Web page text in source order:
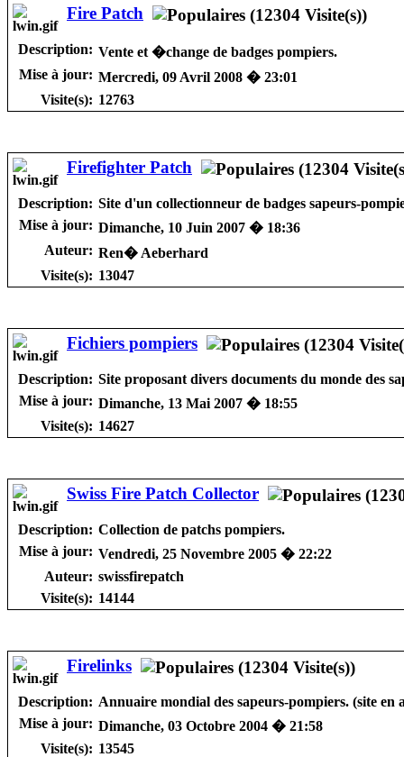
Fire Patch
Description: Vente et �change de badges pompiers.
Mise à jour: Mercredi, 09 Avril 2008 � 23:01
Visite(s): 12763
Firefighter Patch
Description: Site d'un collectionneur de badges sapeurs-
Mise à jour: Dimanche, 10 Juin 2007 � 18:36
Auteur: Ren� Aeberhard
Visite(s): 13047
Fichiers pompiers
Description: Site proposant divers documents du monde des
Mise à jour: Dimanche, 13 Mai 2007 � 18:55
Visite(s): 14627
Swiss Fire Patch Collector
Description: Collection de patchs pompiers.
Mise à jour: Vendredi, 25 Novembre 2005 � 22:22
Auteur: swissfirepatch
Visite(s): 14144
Firelinks
Description: Annuaire mondial des sapeurs-pompiers. (site en
Mise à jour: Dimanche, 03 Octobre 2004 � 21:58
Visite(s): 13545